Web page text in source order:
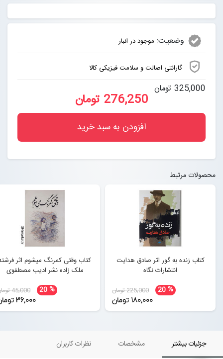
وضعیت: موجود در انبار
گارانتی اصالت و سلامت فیزیکی کالا
325,000 تومان
276,250 تومان
افزودن به سبد خرید
محصولات مرتبط
کتاب زنده به گور اثر صادق هدایت
انتشارات نگاه
20% 225,000 تومان
180,000 تومان
کتاب وقتی کمرنگ میشوم اثر
ملک زاده نشر ادیب مصطفوی
20% 45,000 تومان
36,000 تومان
جزئیات بیشتر مشخصات نظرات کاربران